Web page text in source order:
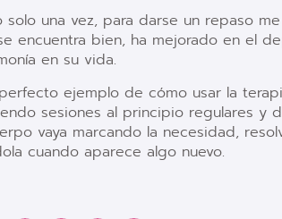
solo una vez, para darse un repaso
encuentra bien, ha mejorado en el
en su vida.
ejemplo de cómo usar la
sesiones al principio regulares y
vaya marcando la necesidad,
cuando aparece algo nuevo.